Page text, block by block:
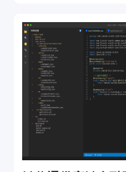
微信支付 V3 与自动对
接单与路径规划 9. 经营